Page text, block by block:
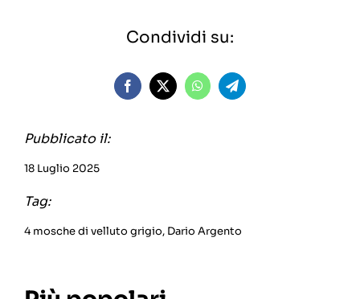
Condividi su:
Pubblicato il:
18 Luglio 2025
Tag:
4 mosche di velluto grigio, Dario Argento